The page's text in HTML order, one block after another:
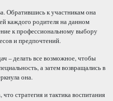
Обратившись к участникам она
каждого родителя на данном
к профессиональному выбору
и предпочтений.
– делать все возможное, чтобы
а затем возвращались в
она.
стратегия и тактика воспитания